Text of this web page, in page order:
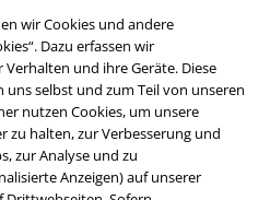
wir Cookies und andere
Dazu erfassen wir
und ihre Geräte. Diese
uns selbst und zum Teil von unseren
nutzen Cookies, um unsere
zu halten, zur Verbesserung und
zur Analyse und zu
Anzeigen) auf unserer
zzgl.Versandkosten